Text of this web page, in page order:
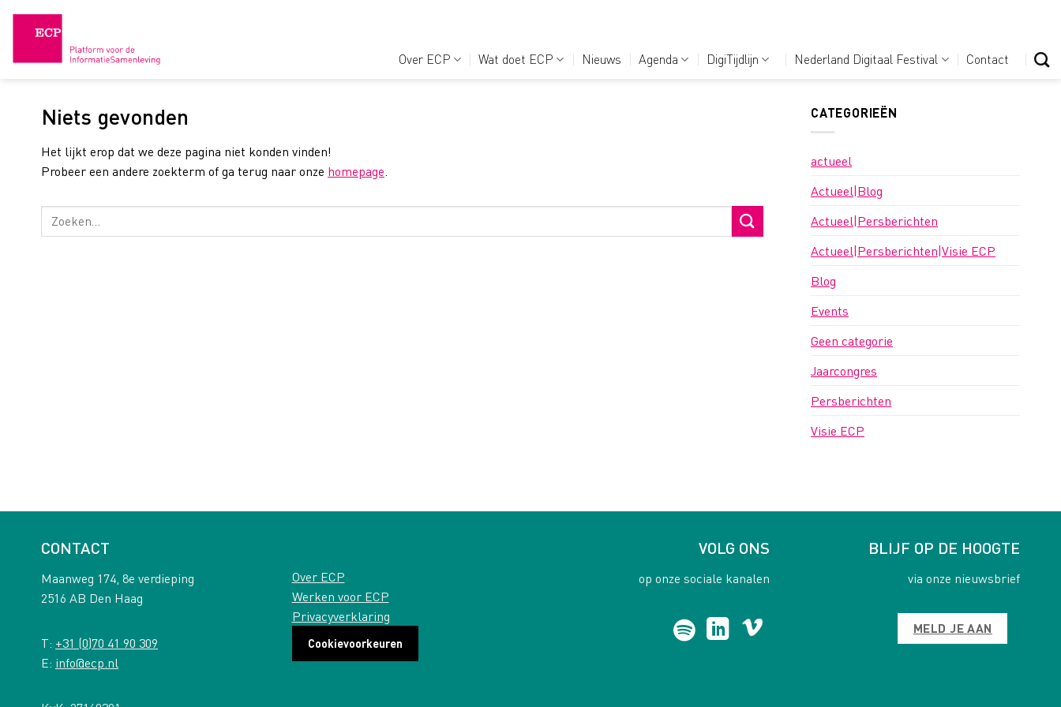
Over ECP Wat doet ECP Nieuws Agenda DigiTijdlijn Nederland Digitaal Festival Contact
Niets gevonden
Het lijkt erop dat we deze pagina niet konden vinden!
Probeer een andere zoekterm of ga terug naar onze homepage
CATEGORIEËN
actueel
Actueel|Blog
Actueel|Persberichten
Actueel|Persberichten|Visie ECP
Blog
Events
Geen categorie
Jaarcongres
Persberichten
Visie ECP
CONTACT
Maanweg 174, 8e verdieping
2516 AB Den Haag
T: +31 (0)70 41 90 309
E: info@ecp.nl
Over ECP
Werken voor ECP
Privacyverklaring
Cookievoorkeuren
VOLG ONS
op onze sociale kanalen
BLIJF OP DE HOOGTE
via onze nieuwsbrief
MELD JE AAN